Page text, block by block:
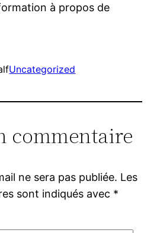
à propos de
Uncategorized
commentaire
ne sera pas publiée. Les
sont indiqués avec *